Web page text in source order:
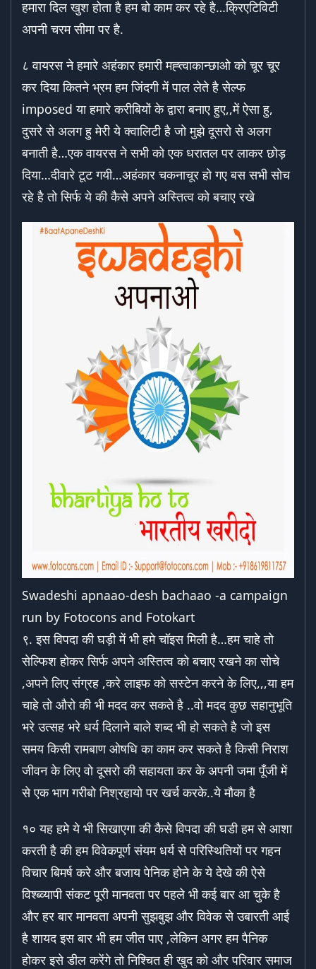
हमारा दिल खुश होता है हम बो काम कर रहे है…क्रिएटिविटी
अपनी चरम सीमा पर है.
८ वायरस ने हमारे अहंकार हमारी मह्त्वाकान्छाओ को चूर चूर
कर दिया कितने भ्रम हम जिंदगी में पाल लेते है सेल्फ
imposed या हमारे करीबियों के द्वारा बनाए हुए,,में ऐसा हु,
दुसरे से अलग हु मेरी ये क्वालिटी है जो मुझे दूसरो से अलग
बनाती है…एक वायरस ने सभी को एक धरातल पर लाकर छोड़
दिया…दीवारे टूट गयी…अहंकार चकनाचूर हो गए बस सभी सोच
रहे है तो सिर्फ ये की कैसे अपने अस्तित्व को बचाए रखे
Swadeshi apnaao-desh bachaao -a campaign
run by Fotocons and Fotokart
९. इस विपदा की घड़ी में भी हमे चॉइस मिली है…हम चाहे तो
सेल्फिश होकर सिर्फ अपने अस्तित्व को बचाए रखने का सोचे
,अपने लिए संग्रह ,करे लाइफ को सस्टेन करने के लिए,,,या हम
चाहे तो औरो की भी मदद कर सकते है ..वो मदद कुछ सहानुभूति
भरे उत्सह भरे धर्य दिलाने बाले शब्द भी हो सकते है जो इस
समय किसी रामबाण ओषधि का काम कर सकते है किसी निराश
जीवन के लिए वो दूसरो की सहायता कर के अपनी जमा पूँजी में
से एक भाग गरीबो निश्रहायो पर खर्च करके..ये मौका है
१० यह हमे ये भी सिखाएगा की कैसे विपदा की घडी हम से आशा
करती है की हम विवेकपूर्ण संयम धर्य से परिस्थितियों पर गहन
विचार बिमर्ष करे और बजाय पेनिक होने के ये देखे की ऐसे
विश्ब्व्यापी संकट पूरी मानवता पर पहले भी कई बार आ चुके है
और हर बार मानवता अपनी सुझबुझ और विवेक से उबारती आई
है शायद इस बार भी हम जीत पाए ,लेकिन अगर हम पैनिक
होकर इसे डील करेंगे तो निश्चित ही खुद को और परिवार समाज